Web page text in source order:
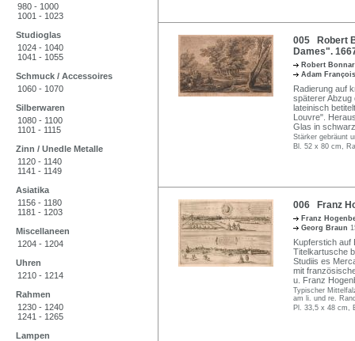
980 - 1000
1001 - 1023
Studioglas
1024 - 1040
1041 - 1055
Schmuck / Accessoires
1060 - 1070
Silberwaren
1080 - 1100
1101 - 1115
Zinn / Unedle Metalle
1120 - 1140
1141 - 1149
Asiatika
1156 - 1180
1181 - 1203
Miscellaneen
1204 - 1204
Uhren
1210 - 1214
Rahmen
1230 - 1240
1241 - 1265
Lampen
005 Robert
Dames".
Robert
Adam
Radierung auf
späterer Abzug
lateinisch
Louvre".
Glas in
Stärker gebräunt
Bl. 52 x 80 cm,
006 Franz
Franz
Georg Braun
Kupferstich auf
Titelkartusche
Studiis es
mit
u. Franz
Typischer
am li. und re.
Pl. 33,5 x 48 cm,